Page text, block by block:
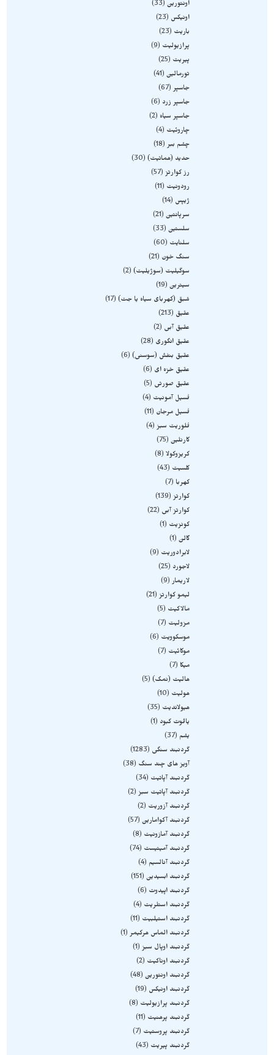
اونتورین 33
اونیکس
23
باریت
23
پرازیولیت
9
پیریت
25
تورمالین 41
جاسپر 67
جاسپر زرد
6
جاسپر سیاه
2
چاروئیت
4
چشم ببر 18
حدید (هماتیت) 30
رز کوارتز 57
رودونیت
11
ژیپس
14
سرپانتین 21
سلستین 33
سلنایت
60
سنگ خون
21
سوگیلیت (سوژیلیت) 2
سیترین 19
شبق (کهربای سیاه یا جت) 17
عقیق
213
عقیق آبی
2
عقیق انگوری
28
عقیق بنفش (سوسنی) 6
عقیق خزه ای
6
عقیق صورتی
5
فسیل آمونیت
4
فسیل مرجان
11
فلوریت سبز 4
کارنلین 75
کریزوکولا
8
کلسیت
43
کهربا
7
کوارتز 139
کوارتز آبی
22
کونزیت
1
گالن 1
لابرادوریت
9
لاجورد
25
لاریمار 9
لیمو کوارتز 21
مالاکیت
5
مزولیت
7
موسکوویت
6
موکائیت
7
میکا
7
هالیت (نمک) 5
هولیت
10
هیولاندیت
35
یاقوت کبود
1
یشم
37
گردنبند سنگی
1283
آویز های چند سنگ
38
گردنبند آپاتیت
34
گردنبند آپاتیت سبز 2
گردنبند آزوریت
2
گردنبند آکوامارین 57
گردنبند آمازونیت
8
گردنبند آمیتیست
74
گردنبند آنالسیم
4
گردنبند ابسیدین 151
گردنبند اپیدوت
6
گردنبند استلریت
4
گردنبند استیلبیت
11
گردنبند الماس هرکیمر 1
گردنبند اوپال سبز 1
گردنبند اوناکیت
2
گردنبند اونتورین 48
گردنبند اونیکس
19
گردنبند پرازیولیت
8
گردنبند پرهنیت
11
گردنبند پروستیت
7
گردنبند پیریت
43